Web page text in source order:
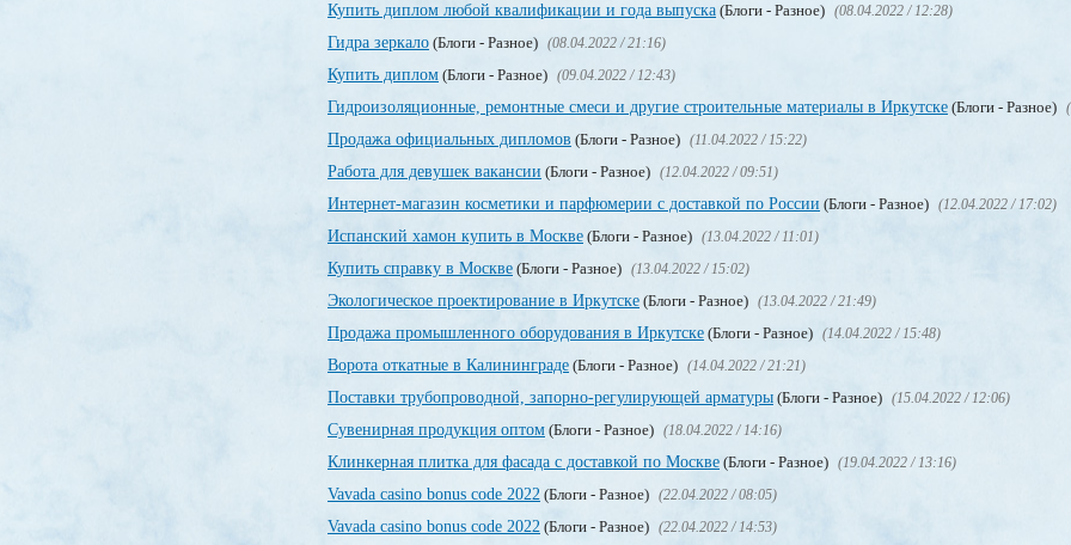
Купить диплом любой квалификации и года выпуска (Блоги - Разное) (08.04.2022 / 12:28)
Гидра зеркало (Блоги - Разное) (08.04.2022 / 21:16)
Купить диплом (Блоги - Разное) (09.04.2022 / 12:43)
Гидроизоляционные, ремонтные смеси и другие строительные материалы в Иркутске (Блоги - Разное)
Продажа официальных дипломов (Блоги - Разное) (11.04.2022 / 15:22)
Работа для девушек вакансии (Блоги - Разное) (12.04.2022 / 09:51)
Интернет-магазин косметики и парфюмерии с доставкой по России (Блоги - Разное) (12.04.2022 / 17:02)
Испанский хамон купить в Москве (Блоги - Разное) (13.04.2022 / 11:01)
Купить справку в Москве (Блоги - Разное) (13.04.2022 / 15:02)
Экологическое проектирование в Иркутске (Блоги - Разное) (13.04.2022 / 21:49)
Продажа промышленного оборудования в Иркутске (Блоги - Разное) (14.04.2022 / 15:48)
Ворота откатные в Калининграде (Блоги - Разное) (14.04.2022 / 21:21)
Поставки трубопроводной, запорно-регулирующей арматуры (Блоги - Разное) (15.04.2022 / 12:06)
Сувенирная продукция оптом (Блоги - Разное) (18.04.2022 / 14:16)
Клинкерная плитка для фасада с доставкой по Москве (Блоги - Разное) (19.04.2022 / 13:16)
Vavada casino bonus code 2022 (Блоги - Разное) (22.04.2022 / 08:05)
Vavada casino bonus code 2022 (Блоги - Разное) (22.04.2022 / 14:53)